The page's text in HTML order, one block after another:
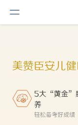
美赞臣安儿
5大“黄金”
养
轻松备考好成绩